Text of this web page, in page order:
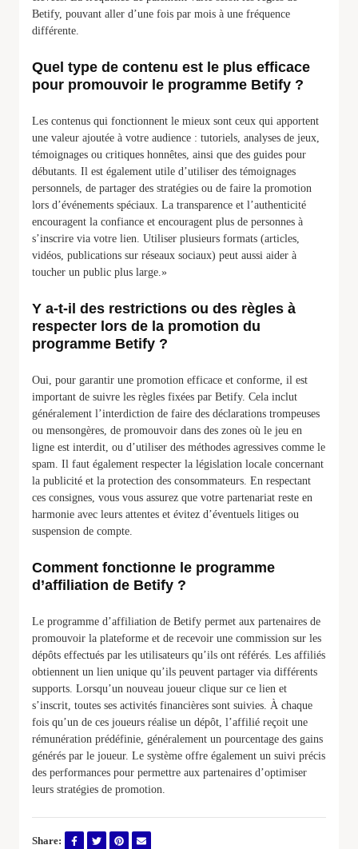
Betify, pouvant aller d’une fois par mois à une fréquence
différente.
Quel type de contenu est le plus efficace
pour promouvoir le programme Betify ?
Les contenus qui fonctionnent le mieux sont ceux qui apportent
une valeur ajoutée à votre audience : tutoriels, analyses de jeux,
témoignages ou critiques honnêtes, ainsi que des guides pour
débutants. Il est également utile d’utiliser des témoignages
personnels, de partager des stratégies ou de faire la promotion
lors d’événements spéciaux. La transparence et l’authenticité
encouragent la confiance et encouragent plus de personnes à
s’inscrire via votre lien. Utiliser plusieurs formats (articles,
vidéos, publications sur réseaux sociaux) peut aussi aider à
toucher un public plus large.»
Y a-t-il des restrictions ou des règles à
respecter lors de la promotion du
programme Betify ?
Oui, pour garantir une promotion efficace et conforme, il est
important de suivre les règles fixées par Betify. Cela inclut
généralement l’interdiction de faire des déclarations trompeuses
ou mensongères, de promouvoir dans des zones où le jeu en
ligne est interdit, ou d’utiliser des méthodes agressives comme le
spam. Il faut également respecter la législation locale concernant
la publicité et la protection des consommateurs. En respectant
ces consignes, vous vous assurez que votre partenariat reste en
harmonie avec leurs attentes et évitez d’éventuels litiges ou
suspension de compte.
Comment fonctionne le programme
d’affiliation de Betify ?
Le programme d’affiliation de Betify permet aux partenaires de
promouvoir la plateforme et de recevoir une commission sur les
dépôts effectués par les utilisateurs qu’ils ont référés. Les affiliés
obtiennent un lien unique qu’ils peuvent partager via différents
supports. Lorsqu’un nouveau joueur clique sur ce lien et
s’inscrit, toutes ses activités financières sont suivies. À chaque
fois qu’un de ces joueurs réalise un dépôt, l’affilié reçoit une
rémunération prédéfinie, généralement un pourcentage des gains
générés par le joueur. Le système offre également un suivi précis
des performances pour permettre aux partenaires d’optimiser
leurs stratégies de promotion.
Share: